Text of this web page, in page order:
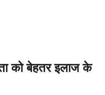
को बेहतर इलाज के